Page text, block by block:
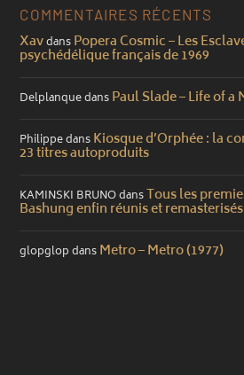
COMMENTAIRES RÉCENTS
XavdansPopera Cosmic – Les
psychédélique français de 1969
DelplanquedansPaul Slade – Life of a
PhilippedansKiosque d’Orphée : la
23 titres autoproduits
KAMINSKI BRUNOdansTous les
Bashung enfin réunis et remasterisés
glopglopdansMetro – Metro (1977)